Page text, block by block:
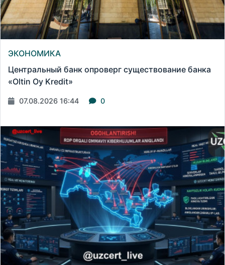
ЭКОНОМИКА
Центральный банк опроверг существование банка
«Oltin Oy Kredit»
07.08.2026 16:44 0